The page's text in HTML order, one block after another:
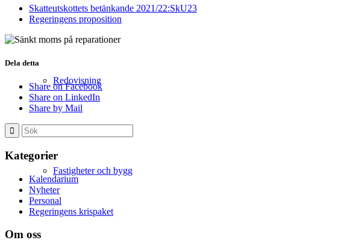
Redovisning
Fastigheter och bygg
Skatteutskottets betänkande 2021/22:SkU23
Regeringens proposition
Dela detta
Share on Facebook
Share on LinkedIn
Share by Mail
Kategorier
Kalendarium
Nyheter
Personal
Regeringens krispaket
Om oss